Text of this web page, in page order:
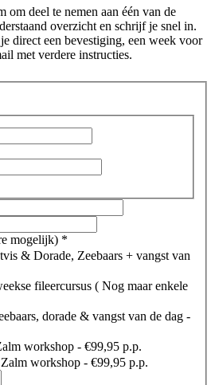
om deel te nemen aan één van de
overzicht en schrijf je snel in.
direct een bevestiging, een week voor
met verdere instructies.
mogelijk) *
& Dorade, Zeebaars + vangst van
fileercursus ( Nog maar enkele
dorade & vangst van de dag -
workshop - €99,95 p.p.
Zalm workshop - €99,95 p.p.